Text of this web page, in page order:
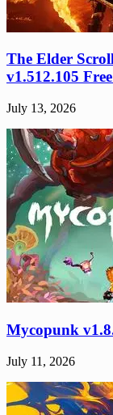
The Elder
v1.512.105
July 13, 2026
Mycopunk
July 11, 2026